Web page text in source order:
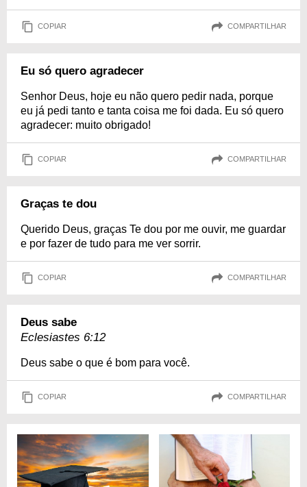
COPIAR COMPARTILHAR
Eu só quero agradecer
Senhor Deus, hoje eu não quero pedir nada, porque
eu já pedi tanto e tanta coisa me foi dada. Eu só quero
agradecer: muito obrigado!
COPIAR COMPARTILHAR
Graças te dou
Querido Deus, graças Te dou por me ouvir, me guardar
e por fazer de tudo para me ver sorrir.
COPIAR COMPARTILHAR
Deus sabe
Eclesiastes 6:12
Deus sabe o que é bom para você.
COPIAR COMPARTILHAR